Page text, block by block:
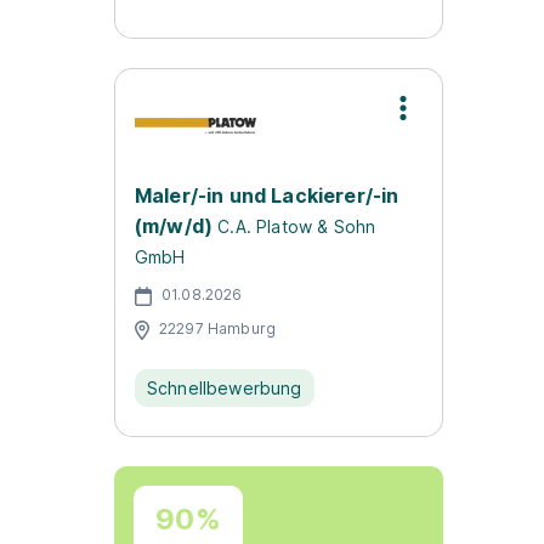
Maler/-in und Lackierer/-in
(m/w/d) C.A. Platow & Sohn
GmbH
01.08.2026
22297 Hamburg
Schnellbewerbung
90%